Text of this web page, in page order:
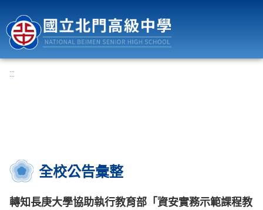
:::
全校公告彙整
轉知長庚大學協助執行教育部「資安實務示範課程教